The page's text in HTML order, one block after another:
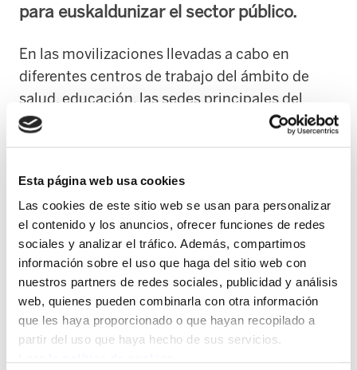
Esta página web usa cookies
Las cookies de este sitio web se usan para personalizar
el contenido y los anuncios, ofrecer funciones de redes
sociales y analizar el tráfico. Además, compartimos
información sobre el uso que haga del sitio web con
nuestros partners de redes sociales, publicidad y análisis
web, quienes pueden combinarla con otra información
que les haya proporcionado o que hayan recopilado a
partir del uso que haya hecho de sus servicios.
para euskaldunizar el sector público.
En las movilizaciones llevadas a cabo en
diferentes centros de trabajo del ámbito de
salud, educación, las sedes principales del
Gobierno Vasco y del ámbito foral y local, las y
los trabajadores públicos han reivindicado el
saber euskera no es posible ofrecer un servicio
de calidad a la ciudadanía”, han expresado.
Mañana continuarán las movilizaciones en
Iruñea.
ELA pone de manifiesto que “ahora que las
sentencias y discursos euskarafobos
pretenden petrificar el euskera como lengua